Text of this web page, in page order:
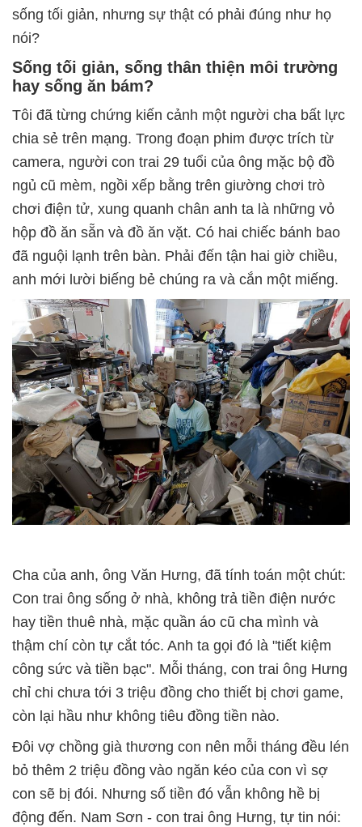
sống tối giản, nhưng sự thật có phải đúng như họ
nói?
Sống tối giản, sống thân thiện môi trường
hay sống ăn bám?
Tôi đã từng chứng kiến cảnh một người cha bất lực
chia sẻ trên mạng. Trong đoạn phim được trích từ
camera, người con trai 29 tuổi của ông mặc bộ đồ
ngủ cũ mèm, ngồi xếp bằng trên giường chơi trò
chơi điện tử, xung quanh chân anh ta là những vỏ
hộp đồ ăn sẵn và đồ ăn vặt. Có hai chiếc bánh bao
đã nguội lạnh trên bàn. Phải đến tận hai giờ chiều,
anh mới lười biếng bẻ chúng ra và cắn một miếng.
Cha của anh, ông Văn Hưng, đã tính toán một chút:
Con trai ông sống ở nhà, không trả tiền điện nước
hay tiền thuê nhà, mặc quần áo cũ cha mình và
thậm chí còn tự cắt tóc. Anh ta gọi đó là "tiết kiệm
công sức và tiền bạc". Mỗi tháng, con trai ông Hưng
chỉ chi chưa tới 3 triệu đồng cho thiết bị chơi game,
còn lại hầu như không tiêu đồng tiền nào.
Đôi vợ chồng già thương con nên mỗi tháng đều lén
bỏ thêm 2 triệu đồng vào ngăn kéo của con vì sợ
con sẽ bị đói. Nhưng số tiền đó vẫn không hề bị
động đến. Nam Sơn - con trai ông Hưng, tự tin nói: